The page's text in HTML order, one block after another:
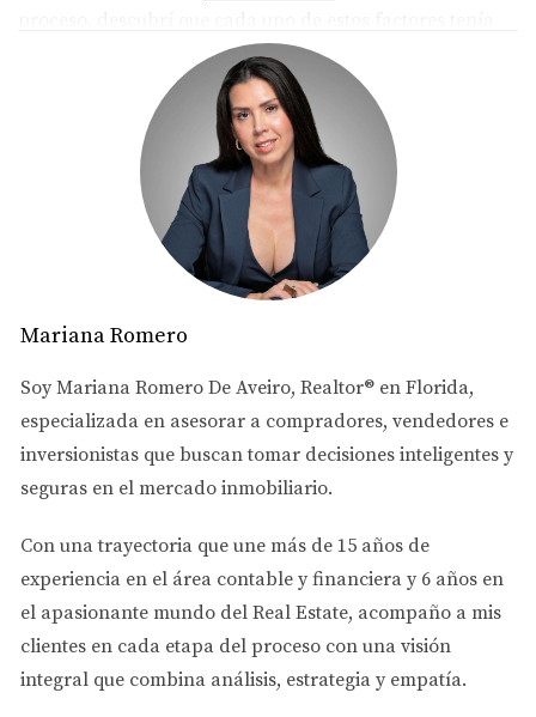
un peso significativo en mi decisión final.
Factores Clave en la Elección de una
Elegir la zona ideal para tu familia implica considerar
varios factores cruciales. Aquí te comparto los más
relevantes que me guiaron:
fundamental. Investigar sobre el rendimiento
disponibles puede marcar una gran diferencia.
Seguridad:Vivir en un vecindario seguro es esencial
para la tranquilidad familiar. Consultar estadísticas
sobre delitos y hablar con residentes locales puede
ofrecerte una perspectiva clara.
supermercados y centros recreativos puede facilitar
la vida diaria y mejorar la calidad de vida.
Comunidad:
Conocer a tus vecinos y sentirte parte
de una comunidad puede hacer que cualquier lugar
se sienta como hogar. Participar en eventos locales
o grupos comunitarios es una excelente manera de
Mariana Romero
Soy Mariana Romero De Aveiro, Realtor® en Florida,
especializada en asesorar a compradores, vendedores e
inversionistas que buscan tomar decisiones inteligentes y
seguras en el mercado inmobiliario.
Con una trayectoria que une más de 15 años de
experiencia en el área contable y financiera y 6 años en
el apasionante mundo del Real Estate, acompaño a mis
clientes en cada etapa del proceso con una visión
integral que combina análisis, estrategia y empatía.